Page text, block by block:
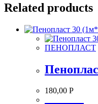
Related products
ПЕНОПЛАСТ
180,00 Р